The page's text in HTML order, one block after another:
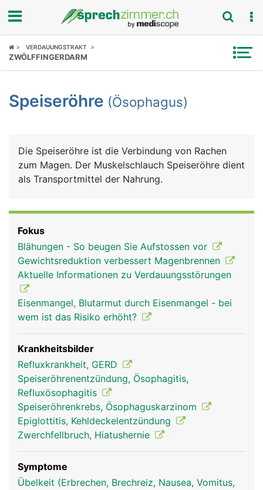
Fokus
Symptome
News
Rubriken
VERDAUUNGSTRAKT
ZWÖLFFINGERDARM
Speiseröhre (Ösophagus)
Die Speiseröhre ist die Verbindung von Rachen
zum Magen. Der Muskelschlauch Speiseröhre dient
als Transportmittel der Nahrung.
Fokus
Blähungen - So beugen Sie Aufstossen vor
Gewichtsreduktion verbessert Magenbrennen
Aktuelle Informationen zu Verdauungsstörungen
Eisenmangel, Blutarmut durch Eisenmangel - bei
wem ist das Risiko erhöht?
Krankheitsbilder
Refluxkrankheit, GERD
Speiseröhrenentzündung, Ösophagitis,
Refluxösophagitis
Speiseröhrenkrebs, Ösophaguskarzinom
Epiglottitis, Kehldeckelentzündung
Zwerchfellbruch, Hiatushernie
Symptome
Übelkeit (Erbrechen, Brechreiz, Nausea, Vomitus,